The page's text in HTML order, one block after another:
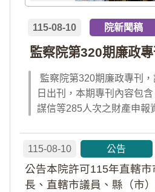
監察院第320期廉政
115-08-10 院新聞稿
監察院第320期廉政專刊
日出刊，本期專刊內容包
謀信等285人次之財產申報
網」查閱；專刊完整內容
頁「公告園地」內「廉政專
申報公告資料」查閱。
115-08-10 公告
公告本院許可115年直轄市
長、直轄市議員、縣（市